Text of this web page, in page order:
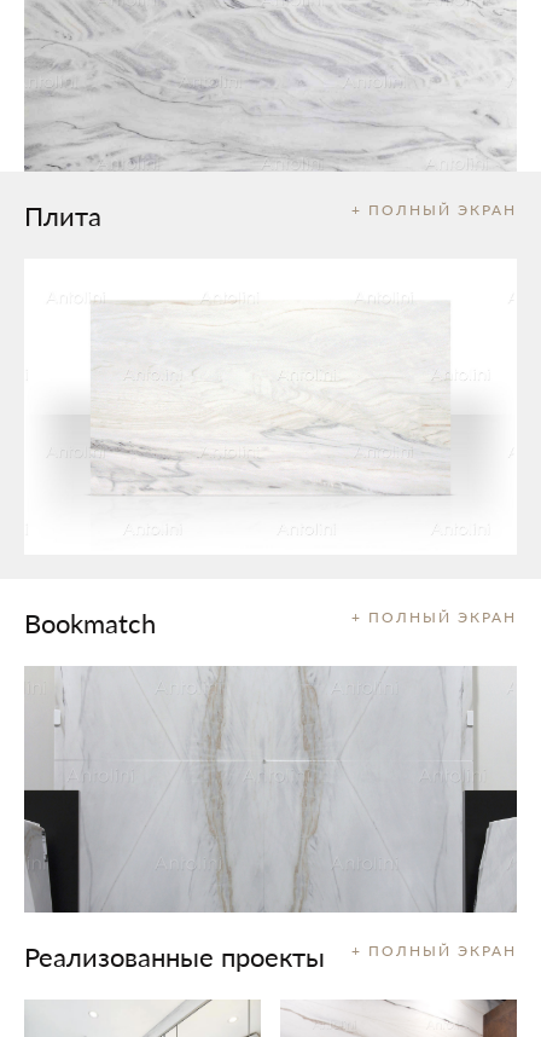
+ ПОЛНЫЙ ЭКРАН
Плита
+ ПОЛНЫЙ ЭКРАН
Bookmatch
+ ПОЛНЫЙ ЭКРАН
Реализованные проекты